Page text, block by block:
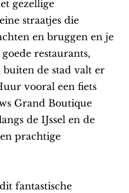
gezellige
straatjes die
en bruggen en je
restaurants,
buiten de stad valt er
vooral een fiets
Grand Boutique
de IJssel en de
prachtige
fantastische